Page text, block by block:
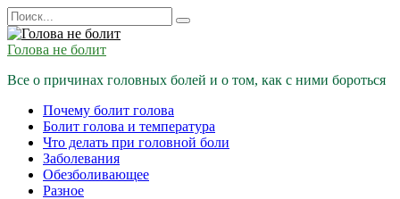
Перейти
к
содержанию
Search
for:
Голова не болит
Все о причинах головных болей и о том, как с ними бороться
Почему болит голова
Болит голова и температура
Что делать при головной боли
Заболевания
Обезболивающее
Разное